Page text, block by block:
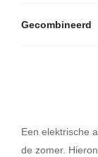
Gecombineerd
Een elektrische
de zomer.